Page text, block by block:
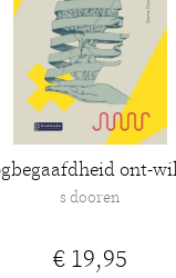
ont-
s dooren
€ 19,95